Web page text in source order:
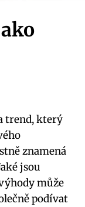
trend, který
znamená​
jsou
může
podívat